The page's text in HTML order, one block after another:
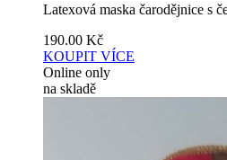
Latexová maska čarodějnice s
190.00 Kč
KOUPIT VÍCE
Online only
na skladě